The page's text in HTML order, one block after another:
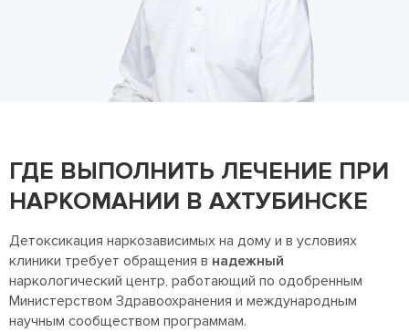
ГДЕ ВЫПОЛНИТЬ ЛЕЧЕНИЕ ПРИ
НАРКОМАНИИ В АХТУБИНСКЕ
Детоксикация наркозависимых на дому и в условиях
клиники требует обращения в надежный
наркологический центр, работающий по одобренным
Министерством Здравоохранения и международным
научным сообществом программам.